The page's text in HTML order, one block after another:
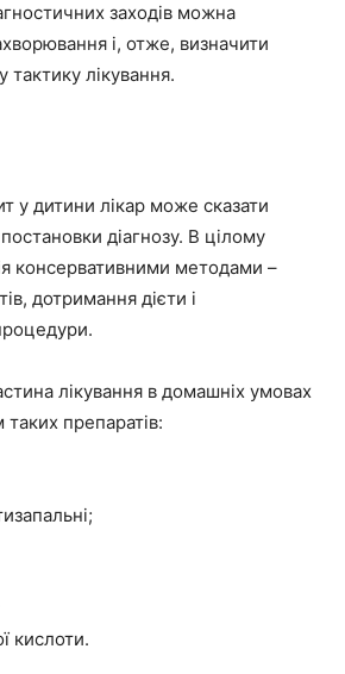
заходів можна
і, отже, визначити
лікування.
у дитини лікар може сказати
діагнозу. В цілому
консервативними методами –
дотримання дієти і
лікування в домашніх умовах
препаратів:
кислоти.